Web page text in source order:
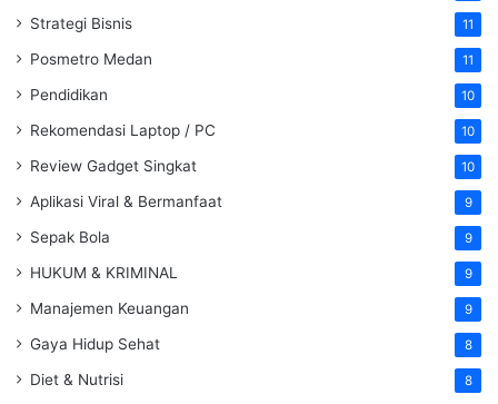
Strategi Bisnis 11
Posmetro Medan 11
Pendidikan 10
Rekomendasi Laptop / PC 10
Review Gadget Singkat 10
Aplikasi Viral & Bermanfaat 9
Sepak Bola 9
HUKUM & KRIMINAL 9
Manajemen Keuangan 9
Gaya Hidup Sehat 8
Diet & Nutrisi 8